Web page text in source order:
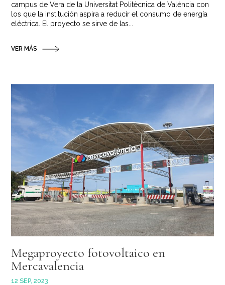
campus de Vera de la Universitat Politècnica de València con
los que la institución aspira a reducir el consumo de energía
eléctrica. El proyecto se sirve de las...
VER MÁS
Megaproyecto fotovoltaico en
Mercavalencia
12 SEP, 2023